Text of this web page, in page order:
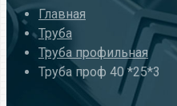
Главная
Труба
Труба профильная
Труба проф 40 *25*3